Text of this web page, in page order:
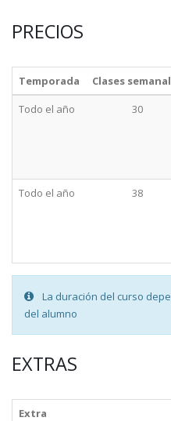
PRECIOS
Temporada Clases
Todo el año 30
Todo el año 38
La duración del curso
del alumno
EXTRAS
Extra